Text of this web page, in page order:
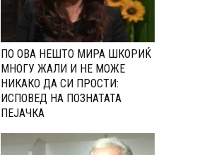
ПО ОВА НЕШТО МИРА ШКОРИЌ
МНОГУ ЖАЛИ И НЕ МОЖЕ
НИКАКО ДА СИ ПРОСТИ:
ИСПОВЕД НА ПОЗНАТАТА
ПЕЈАЧКА